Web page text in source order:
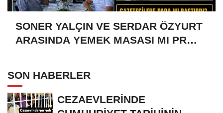
SONER YALÇIN VE SERDAR ÖZYURT
ARASINDA YEMEK MASASI MI PR
SON HABERLER
CEZAEVLERİNDE